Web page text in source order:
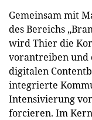
Gemeinsam mit
des Bereichs
wird Thier die
vorantreiben und
digitalen
integrierte
Intensivierung
forcieren. Im